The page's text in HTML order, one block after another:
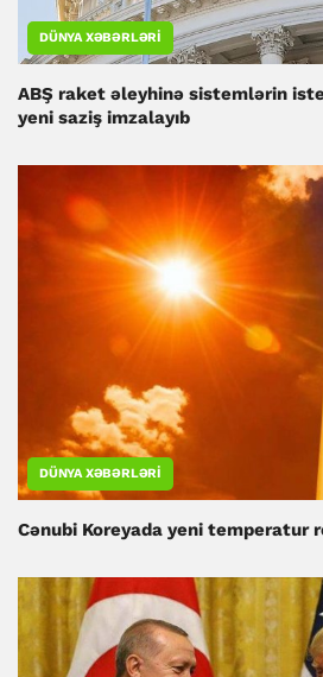
DÜNYA XƏBƏRLƏRI
ABŞ raket əleyhinə sistemlərin
yeni saziş imzalayıb
DÜNYA XƏBƏRLƏRI
Cənubi Koreyada yeni temperatur